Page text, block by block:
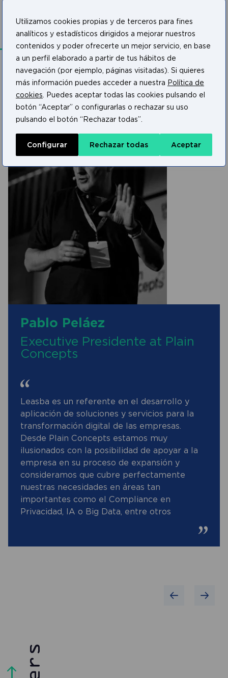
Utilizamos cookies propias y de terceros para fines
analíticos y estadísticos dirigidos a mejorar nuestros
contenidos y poder ofrecerte un mejor servicio, en base
a un perfil elaborado a partir de tus hábitos de
navegación (por ejemplo, páginas visitadas). Si quieres
más información puedes acceder a nuestra Política de
cookies . Puedes aceptar todas las cookies pulsando el
botón “Aceptar” o configurarlas o rechazar su uso
pulsando el botón “Rechazar todas”.
Configurar Rechazar todas Aceptar
Testimonios
Pablo Peláez
Executive Presidente at Plain
Concepts
Leasba es un referente en el desarrollo y
aplicación de soluciones y servicios para la
transformación digital de las empresas.
Desde Plain Concepts estamos muy
ilusionados con la posibilidad de apoyar a la
empresa en su proceso de expansión y
consideramos que cubre perfectamente
nuestras necesidades en áreas tan
importantes como el Compliance en
Privacidad, IA o Big Data, entre otros